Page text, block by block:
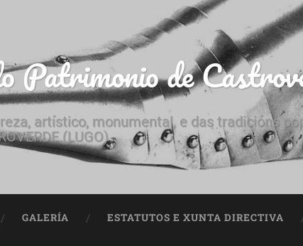
Patrimonio de
artístico, monumental, e das tradicións
(LUGO)
GALERÍA ESTATUTOS E XUNTA DIRECTIVA